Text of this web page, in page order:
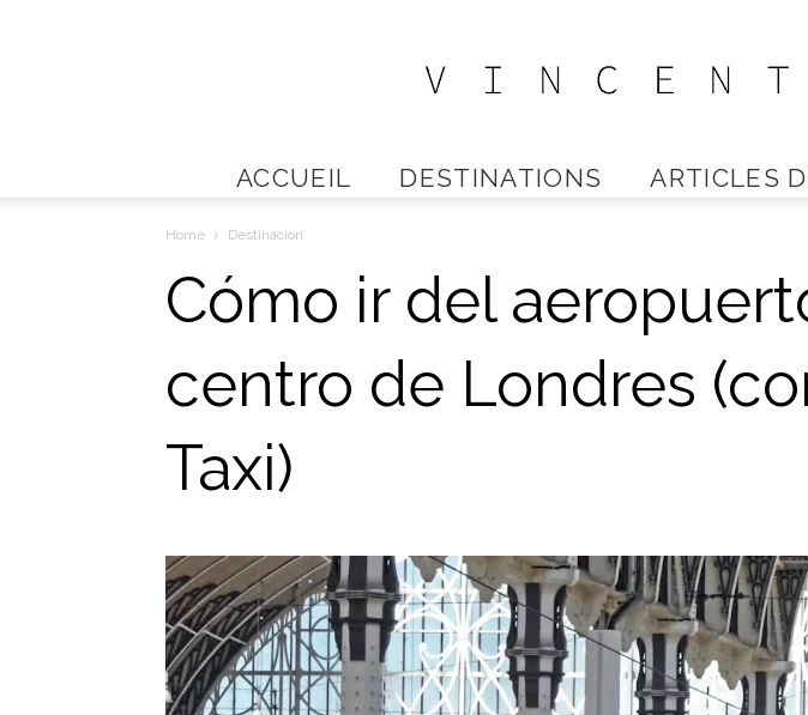
ACCUEIL DESTINATIONS ARTICLES
Home Destinacion
Cómo ir del
centro de Londres
Taxi)